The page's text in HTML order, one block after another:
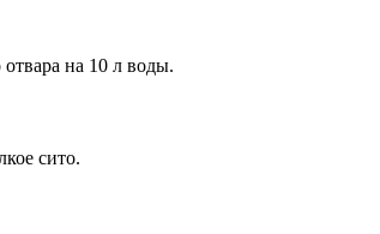
на 10 л воды.
сито.